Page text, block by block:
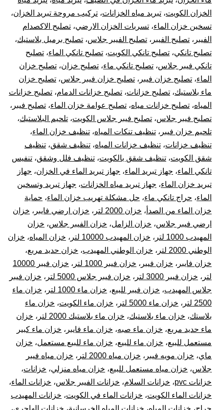
الخزان الكويت، تبريد مياه الخزانات، تركيب مروحة تبريد الخزان،
تسخين خزان الماء، تسربات الخزان الارضي، تصليح الاكصدام
الفيبر ، تصليح الفيبر ، تصليح الفيبر جلاس، تصليح برميل بلاستيك،
تصليح تانكي، تصليح تانكي الكويت، تصليح تانكي الماء، تصليح
تانكي فيبر جلاس، تصليح تانكي ماء، تصليح خزان، تصليح خزان
الماء، تصليح خزان فيبر ، تصليح خزان فيبر جلاس، تصليح خزان
ماء بلاستيك، تصليح خزانات، تصليح خزانات الدمام، تصليح خزانات
المياه، تصليح خزانات مياه، تصليح عوامة خزان الماء، تصليح فيبر ،
تصليح فيبر جلاس، تصليح فيبر جلاس الكويت، تلحيم البلاستيك،
تلحيم خزان فيبر ، تنظيف تنكات المياه، تنظيف خزان الماء،
تنظيف خزانات، تنظيف خزانات المياه، تنظيف شقق، تنظيف
شقق الكويت، تنظيف شقق بالكويت، تنظيف فلل وشقق، تنفيس
تانكي الماء، جهاز تبريد الماء، جهاز تبريد الماء في الخزان، جهاز
تبريد خزان الماء، جهاز تبريد مياه الخزانات، جهاز تبريد وتسخين
الماء، حراج تانكي ماء، حل مشكلة تهريب خزان الماء، حماية
خزان الماء من الصدأ ، خزان 2000 لتر ، خزان ارضي فايبر ، خزان
ارضي فيبر جلاس، خزان الزامل، خزان الفيبر جلاس، خزان
المهيدب 1000 لتر
، خزان المهيدب 10000 لتر ، خزان المياه، خزان
الوطني 2000 لتر
، خزان الوطني المهيدب، خزان حديد مربع،
خزان فايبر ، خزان فيبر ، خزان فيبر 1000 لتر ،
خزان فيبر 10000
لتر ، خزان فيبر 3000 لتر ، خزان فيبر جلاس 5000 لتر ، خزان فيبر
جلاس المهيدب، خزان فيبر للبيع، خزان ماء 1000 لتر ، خزان ماء
2500 لتر
، خزان ماء 5000 لتر ، خزان ماء الكويت، خزان ماء
بلاستك، خزان ماء بلاستيك، خزان ماء بلاستيك 2000 لتر ، خزان
ماء حديد مربع، خزان ماء صبه، خزان ماء فايبر ، خزان ماء كبير
مستعمل للبيع، خزان ماء للبيع، خزان ماء للبيع مستعمل، خزان
ماي، خزان مويه فيبر ، خزان مياه 2000 لتر ، خزان مياه فيبر
جلاس، خزان مياه مستعمل للبيع، خزان مياه منزلي، خزانات،
خزانات pvc
، خزانات السلام، خزانات الفيبر جلاس، خزانات الماء،
خزانات الماء الكويت، خزانات الماء في الكويت، خزانات المهيدب